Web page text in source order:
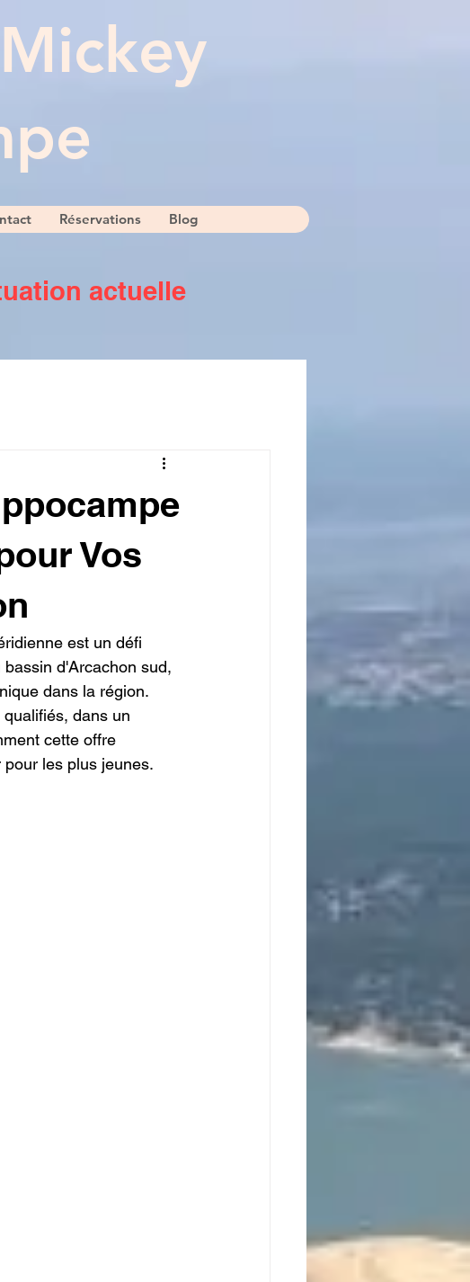
Réservations Blog
actuelle
Vos
est un défi
d'Arcachon sud,
dans la région.
dans un
cette offre
les plus jeunes.